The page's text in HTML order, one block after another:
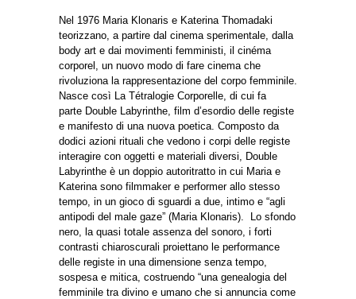
Nel 1976 Maria Klonaris e Katerina Thomadaki
teorizzano, a partire dal cinema sperimentale, dalla
body art e dai movimenti femministi, il cinéma
corporel, un nuovo modo di fare cinema che
rivoluziona la rappresentazione del corpo femminile.
Nasce così La Tétralogie Corporelle, di cui fa
parte Double Labyrinthe, film d’esordio delle registe
e manifesto di una nuova poetica. Composto da
dodici azioni rituali che vedono i corpi delle registe
interagire con oggetti e materiali diversi, Double
Labyrinthe è un doppio autoritratto in cui Maria e
Katerina sono filmmaker e performer allo stesso
tempo, in un gioco di sguardi a due, intimo e “agli
antipodi del male gaze” (Maria Klonaris). Lo sfondo
nero, la quasi totale assenza del sonoro, i forti
contrasti chiaroscurali proiettano le performance
delle registe in una dimensione senza tempo,
sospesa e mitica, costruendo “una genealogia del
femminile tra divino e umano che si annuncia come